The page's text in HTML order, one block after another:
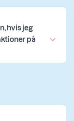
hvis jeg
på